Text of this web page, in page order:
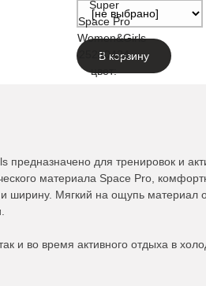
В корзину
для тренировок и
материала Space Pro,
ширину. Мягкий на ощупь материал
и во время активного отдыха в